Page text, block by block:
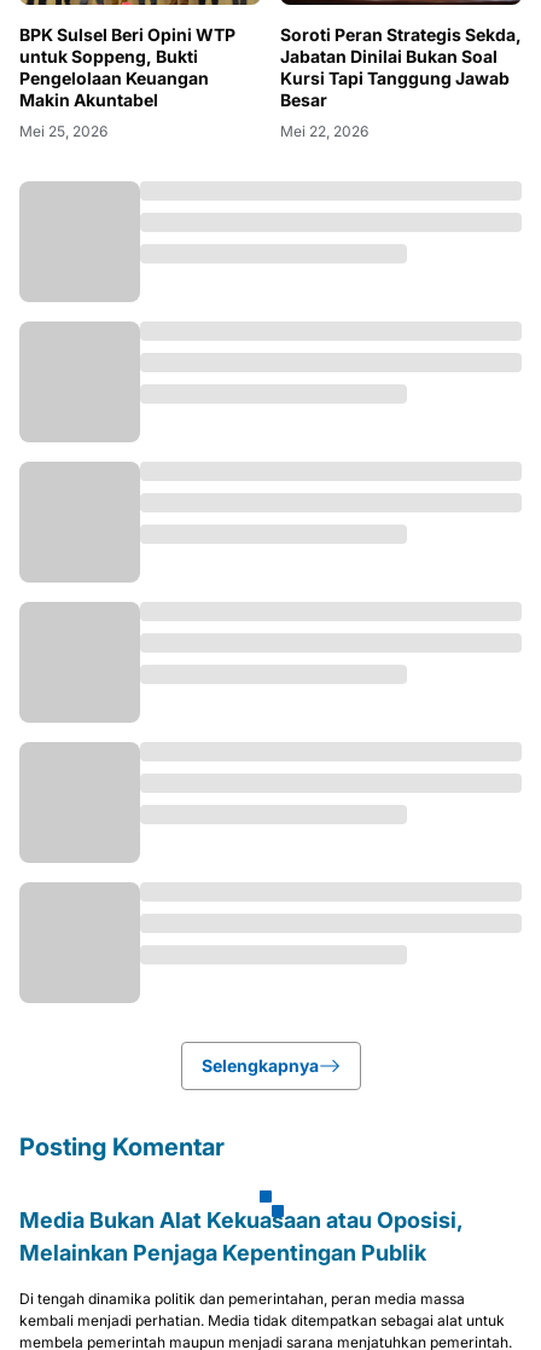
BPK Sulsel Beri Opini WTP
untuk Soppeng, Bukti
Pengelolaan Keuangan
Makin Akuntabel
Mei 25, 2026
Soroti Peran Strategis Sekda,
Jabatan Dinilai Bukan Soal
Kursi Tapi Tanggung Jawab
Besar
Mei 22, 2026
Selengkapnya
Posting Komentar
Media Bukan Alat Kekuasaan atau Oposisi,
Melainkan Penjaga Kepentingan Publik
Di tengah dinamika politik dan pemerintahan, peran media massa
kembali menjadi perhatian. Media tidak ditempatkan sebagai alat untuk
membela pemerintah maupun menjadi sarana menjatuhkan pemerintah.